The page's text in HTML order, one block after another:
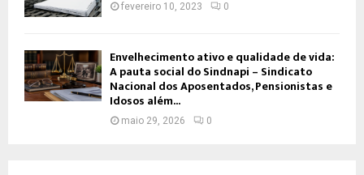
fevereiro 10, 2023 0
Envelhecimento ativo e qualidade de vida:
A pauta social do Sindnapi – Sindicato
Nacional dos Aposentados, Pensionistas e
Idosos além...
maio 29, 2026 0